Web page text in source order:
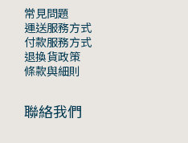
常見問題
運送服務方式
付款服務方式
退換貨政策
條款與細則
聯絡我們